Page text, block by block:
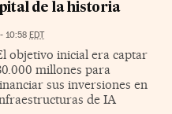
de la historia
10:58 EDT
objetivo inicial era captar
millones para
sus inversiones en
de IA